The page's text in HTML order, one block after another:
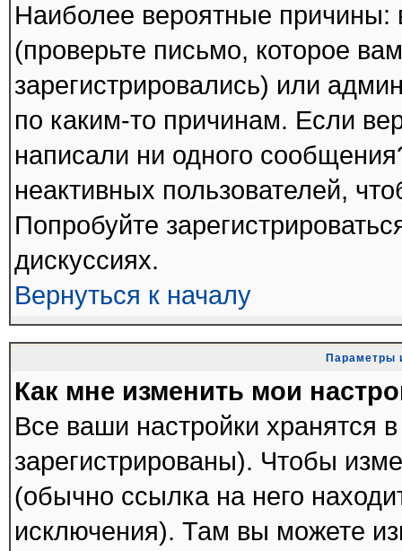
Наиболее вероятные
(проверьте письмо, которое
зарегистрировались) или
по каким-то причинам. Если
написали ни одного
неактивных пользователей,
Попробуйте
дискуссиях.
Вернуться к началу
Параметры
Как мне изменить мои
Все ваши настройки хранятся
зарегистрированы). Чтобы
(обычно ссылка на него
исключения). Там вы можете